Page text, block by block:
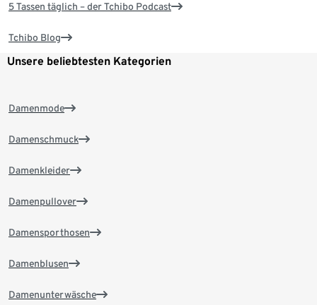
5 Tassen täglich – der Tchibo Podcast
Tchibo Blog
Unsere beliebtesten Kategorien
Damenmode
Damenschmuck
Damenkleider
Damenpullover
Damensporthosen
Damenblusen
Damenunterwäsche